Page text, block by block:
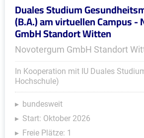
Duales Studium
(B.A.) am virtuellen Campus -
GmbH Standort Witten
Novotergum GmbH Standort
In Kooperation mit IU Duales
Hochschule)
bundesweit
Start: Oktober 2026
Freie Plätze: 1